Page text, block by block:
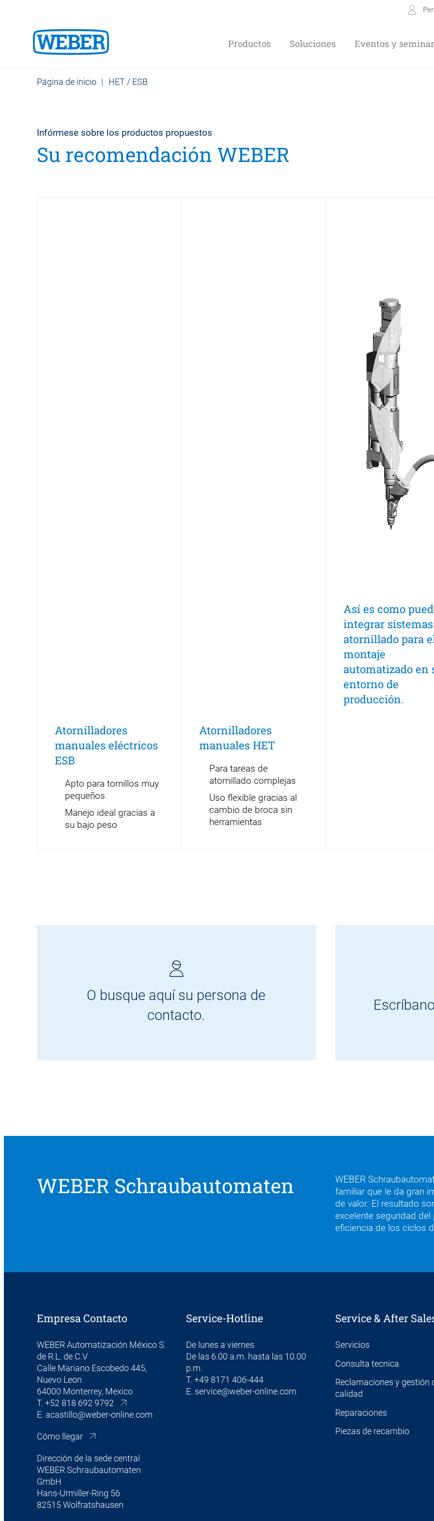
Productos Soluciones Eventos y
Página de inicio | HET / ESB
Infórmese sobre los productos propuestos
Su recomendación WEBER
Atornilladores
manuales eléctricos
ESB
Apto para tornillos muy
pequeños
Manejo ideal gracias a
su bajo peso
Atornilladores
manuales HET
Para tareas de
atornillado complejas
Uso flexible gracias al
cambio de broca sin
herramientas
Así es como
integrar
atornillado para
montaje
automatizado en
entorno de
producción.
O busque aquí su persona de
contacto.
WEBER Schraubautomaten
WEBER
familiar que le da gran
de valor. El resultado
excelente seguridad
eficiencia de los ciclos
Empresa Contacto
WEBER Automatización México S.
de R.L. de C.V
Calle Mariano Escobedo 445,
Nuevo Leon
64000 Monterrey, Mexico
T. +52 818 692 9792
E. acastillo@weber-online.com
Cómo llegar
Dirección de la sede central
WEBER Schraubautomaten
GmbH
Hans-Urmiller-Ring 56
82515 Wolfratshausen
Service-Hotline
De lunes a viernes
De las 6.00 a.m. hasta las 10.00
p.m.
T. +49 8171 406-444
E. service@weber-online.com
Service & After
Servicios
Consulta tecnica
Reclamaciones y gestión
calidad
Reparaciones
Piezas de recambio